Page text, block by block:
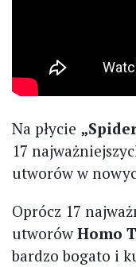
Na płycie
17
utworów w
Oprócz 17
utworów Homo
bardzo bogato i